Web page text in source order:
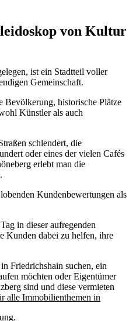
von Kultur
ist ein Stadtteil voller
Gemeinschaft.
Bevölkerung, historische Plätze
Künstler als auch
schlendert, die
oder eines der vielen Cafés
erlebt man die
Kundenbewertungen als
in dieser aufregenden
Kunden dabei zu helfen, ihre
Friedrichshain suchen, ein
möchten oder Eigentümer
sind und diese vermieten
alle Immobilienthemen in